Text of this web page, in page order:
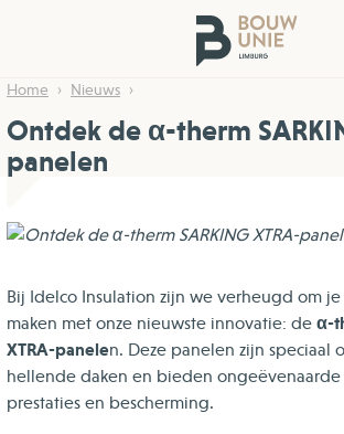
Home Nieuws
Ontdek de α-therm
panelen
Bij Idelco Insulation zijn we verheugd om
maken met onze nieuwste innovatie: de α-
XTRA-panelen. Deze panelen zijn speciaal
hellende daken en bieden ongeëvenaarde
prestaties en bescherming.